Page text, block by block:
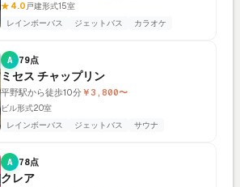
★ 4.0 戸建形式15室
レインボーバス
ジェットバス カラオケ
A 79点
ミセス チャップリン
平野駅から徒歩10分￥3,800〜
ビル形式20室
レインボーバス
ジェットバス サウナ
A 78点
クレア